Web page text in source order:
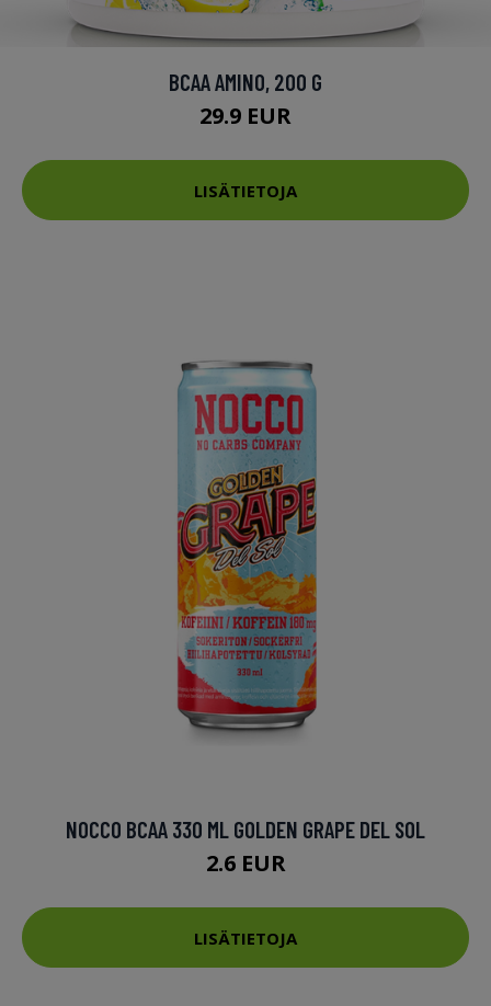
BCAA AMINO, 200 G
29.9 EUR
LISÄTIETOJA
NOCCO BCAA 330 ML GOLDEN GRAPE DEL SOL
2.6 EUR
LISÄTIETOJA